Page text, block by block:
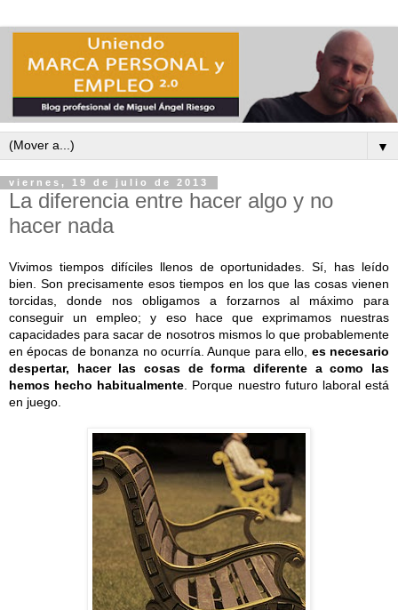
▼
viernes, 19 de julio de 2013
La diferencia entre hacer algo y no
hacer nada
Vivimos tiempos difíciles llenos de oportunidades. Sí, has leído
bien. Son precisamente esos tiempos en los que las cosas vienen
torcidas, donde nos obligamos a forzarnos al máximo para
conseguir un empleo; y eso hace que exprimamos nuestras
capacidades para sacar de nosotros mismos lo que probablemente
en épocas de bonanza no ocurría. Aunque para ello, es necesario
despertar, hacer las cosas de forma diferente a como las
hemos hecho habitualmente. Porque nuestro futuro laboral está
en juego.